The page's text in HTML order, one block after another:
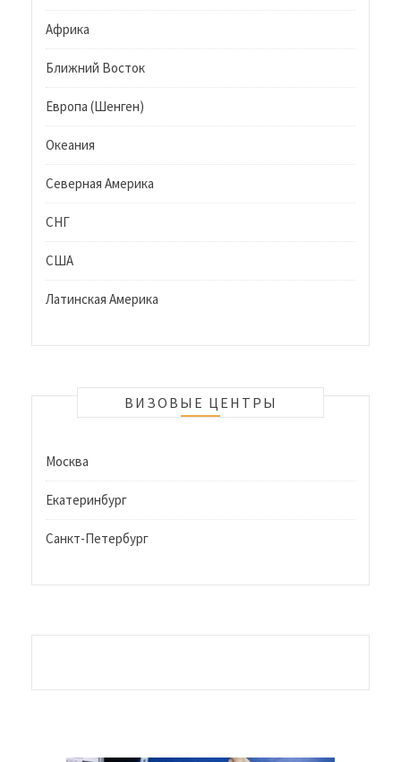
Африка
Ближний Восток
Европа (Шенген)
Океания
Северная Америка
СНГ
США
Латинская Америка
ВИЗОВЫЕ ЦЕНТРЫ
Москва
Екатеринбург
Санкт-Петербург